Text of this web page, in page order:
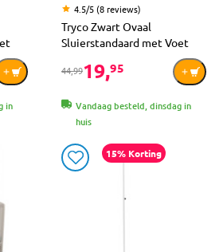
in
4.5/5 (8 reviews)
Tryco Zwart Ovaal
Sluierstandaard met Voet
44,9919,95
Vandaag besteld, dinsdag in
huis
15% Korting